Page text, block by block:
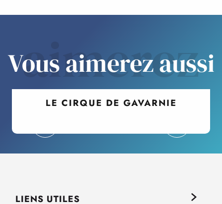
aimerez
Vous aimerez aussi
LE CIRQUE DE GAVARNIE
LIENS UTILES